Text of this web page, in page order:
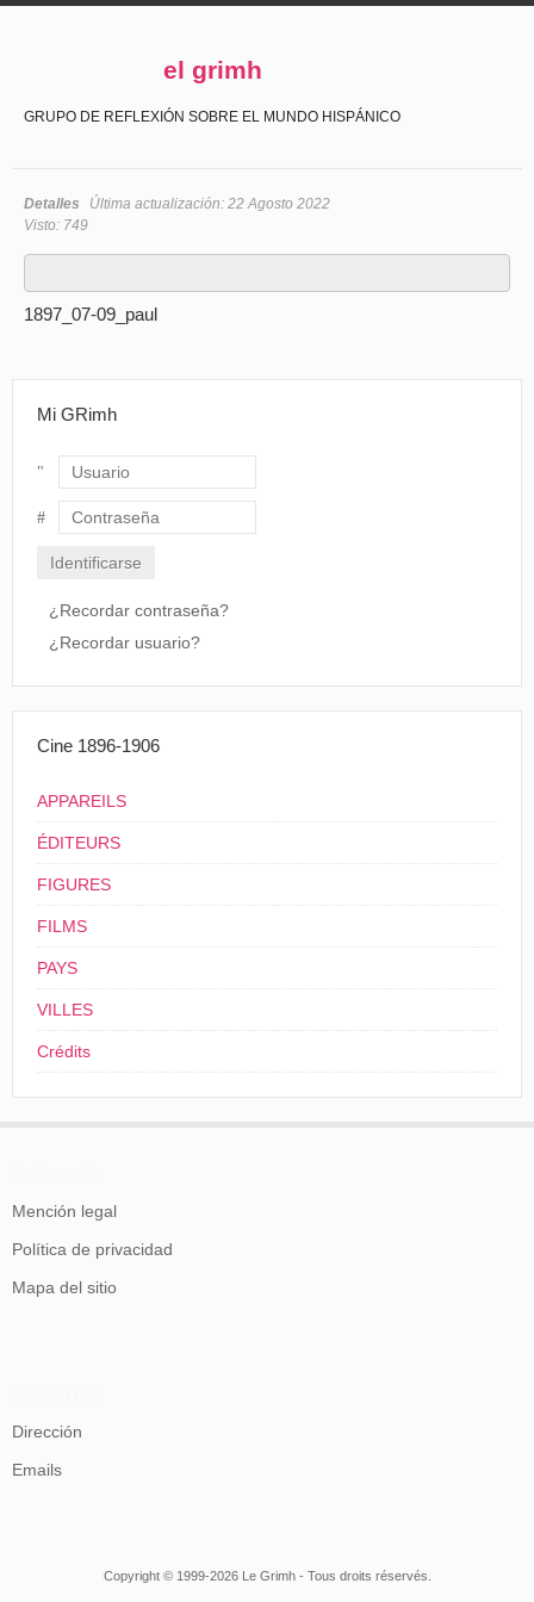
el grimh
GRUPO DE REFLEXIÓN SOBRE EL MUNDO HISPÁNICO
Detalles Última actualización: 22 Agosto 2022
Visto: 749
1897_07-09_paul
Mi GRimh
Usuario
¿Recordar contraseña?
¿Recordar usuario?
Cine 1896-1906
APPAREILS
ÉDITEURS
FIGURES
FILMS
PAYS
VILLES
Crédits
Mención legal
Política de privacidad
Mapa del sitio
Dirección
Emails
Copyright © 1999-2026 Le Grimh - Tous droits réservés.